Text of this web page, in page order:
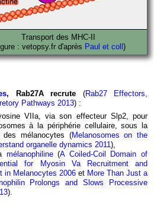
Transport des MHC-II
: vetopsy.fr d'après Paul et coll )
, Rab27A recrute (Rab27 Effectors,
Pathways 2013) :
VIIa, via son effecteur Slp2, pour
à la périphérie cellulaire, sous la
des mélanocytes (Melanosomes on the
organelle dynamics 2011),
mélanophiline(A Coiled-Coil Domain of
for Myosin Va Recruitment and
in Melanocytes 2006 et More Than Just a
Prolongs and Slows Processive
).